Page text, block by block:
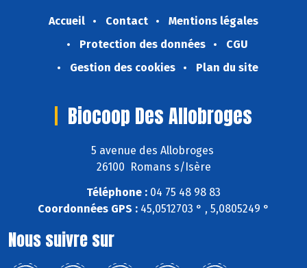
Accueil Contact
Mentions légales
Protection des données
CGU
Gestion des cookies
Plan du site
Biocoop Des Allobroges
5 avenue des Allobroges
26100 Romans s/Isère
Téléphone : 04 75 48 98 83
Coordonnées GPS : 45,0512703 ° , 5,0805249 °
Nous suivre sur